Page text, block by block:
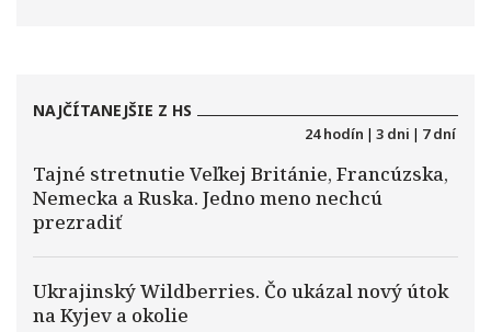
NAJČÍTANEJŠIE Z HS
24 hodín | 3 dni | 7 dní
Tajné stretnutie Veľkej Británie, Francúzska,
Nemecka a Ruska. Jedno meno nechcú
prezradiť
Ukrajinský Wildberries. Čo ukázal nový útok
na Kyjev a okolie